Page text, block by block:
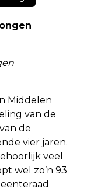
Middelen
van de
de
vier jaren.
veel
wel zo’n 93